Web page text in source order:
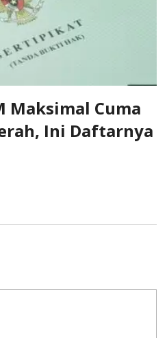
Maksimal Cuma
Ini Daftarnya